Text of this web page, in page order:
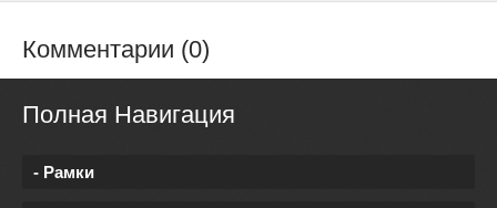
Комментарии (0)
Полная Навигация
- Рамки